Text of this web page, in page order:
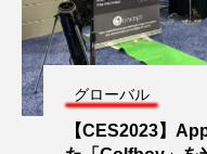
グローバル
【CES2023】